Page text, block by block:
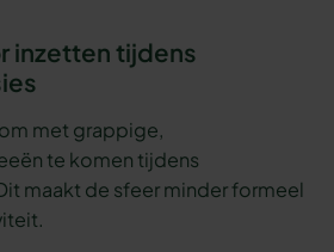
inzetten tijdens
met grappige,
te komen tijdens
maakt de sfeer minder formeel